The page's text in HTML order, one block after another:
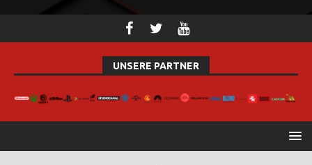
UNSERE PARTNER